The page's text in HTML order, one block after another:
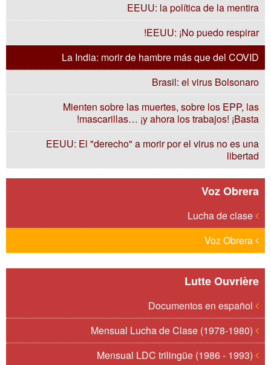
EEUU: la política de la mentira
EEUU: ¡No puedo respirar!
La India: morir de hambre más que del COVID
Brasil: el virus Bolsonaro
Mienten sobre las muertes, sobre los EPP, las
mascarillas… ¡y ahora los trabajos! ¡Basta!
EEUU: El "derecho" a morir por el virus no es una
libertad
Voz Obrera
Lutte Ouvrière